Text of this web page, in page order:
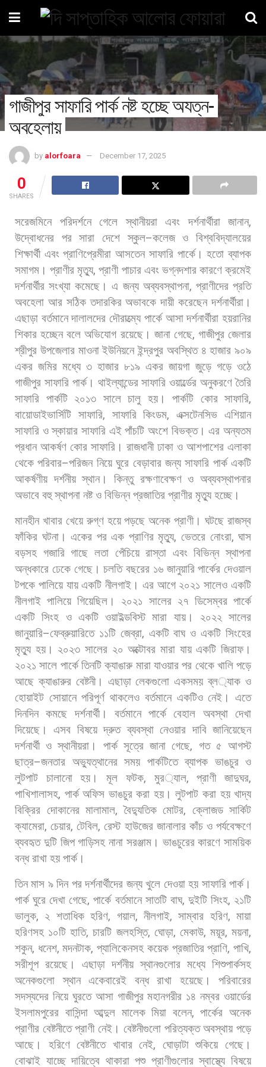
গাজীপুর সাফারি পার্ক নষ্ট হচ্ছে অযত্ন-
অবহেলায়
by alorfoara December 17, 2025
0
SHARES
সরেজমিনে পরিদর্শনে গেলে স্থানীয়রা এবং দর্শনার্থীরা জানান,
উদ্বোধনের পর সারা দেশে স্কুল–কলেজ ও
বিশ্ববিদ্যালয়ের
শিক্ষার্থী এবং প্রাণিপ্রেমীরা আসতেন সাফারি পার্কে। হতো ব্যাপক
সমাগম। প্রাণীর মৃত্যু,প্রাণী পাচার এবং ভগ্নদশার কারণে ক্রমেই
দর্শনার্থীর সংখ্যা কমেছে। এ জন্য অব্যবস্থাপনা, প্রাণীদের প্রতি
অবহেলা আর সঠিক তদারকির অভাবকে দায়ী করেছেন দর্শনার্থীরা।
এছাড়া বর্তমানে দালালদের দৌরাত্ম্যে পার্কে আসা দর্শনার্থীরা হয়রানির
শিকার হচ্ছেন বলে অভিযোগ রয়েছে। জানা গেছে, গাজীপুর জেলার
শ্রীপুর উপজেলার মাওনা ইউনিয়নে ইন্দ্রপুর অবস্থিত ৪ হাজার ৯০৯
একর জমির মধ্যে ৩ হাজার ৮১৯ একর জায়গা জুড়ে গড়ে ওঠে
গাজীপুর সাফারি পার্ক। থাইল্যান্ডের সাফারি ওয়ার্ল্ডের অনুকরণে তৈরি
সাফারি পার্কটি ২০১৩ সালে চালু হয়। পার্কটি কোর সাফারি,
বায়োডাইভার্সিটি সাফারি, সাফারি কিংডম,এক্সটেনসিভ এশিয়ান
সাফারি ও স্কায়ার সাফারি এই পাঁচটি অংশে বিভক্ত। এর অন্যতম
প্রধান আকর্ষণ কোর সাফারি। রাজধানী ঢাকা ও আশপাশের এলাকা
থেকে পরিবার–পরিজন নিয়ে ঘুরে বেড়াবার জন্য সাফারি পার্ক একটি
আকর্ষণীয় দর্শনীয় স্থান। কিন্তু রক্ষণাবেক্ষণ ও অব্যবস্থাপনার
অভাবে বহু স্থাপনা নষ্ট ও বিভিন্ন প্রজাতির প্রাণীর মৃত্যু হচ্ছে।
মানহীন খাবার খেয়ে রুগ্ণ হয়ে পড়ছে অনেক প্রাণী। ঘটছে রাজস্ব
ফাঁকির ঘটনা। একের পর এক প্রাণির মৃত্যু, ভেতরে নোংরা,ঘাস
বড়সহ গজারি গাছে লতা পেঁচিয়ে রাস্তা এবং বিভিন্ন স্থাপনা
অন্ধকারে ঢেকে গেছে। চলতি বছরের ১৬ জানুয়ারি পার্কের দেওয়াল
টপকে পালিয়ে যায় একটি নীলগাই। এর আগে ২০২১ সালেও একটি
নীলগাই পালিয়ে গিয়েছিল। ২০২১ সালের ২৭ ডিসেম্বর পার্কে
একটি সিংহ ও একটি ওয়াইল্ডবিস্ট মারা যায়। ২০২২ সালের
জানুয়ারি–ফেব্রুয়ারিতে ১১টি জেব্রা, একটি বাঘ ও একটি সিংহের
মৃত্যু হয়। ২০২৩ সালের ২০ অক্টোবর মারা যায় একটি জিরাফ।
২০২১ সালে পার্কে তিনটি ক্যাঙারু মারা যাওয়ার পর থেকে খালি পড়ে
আছে ক্যাঙারুর বেষ্টনী। এছাড়া লেকগুলো একসময় ব্ল্যাক ও
হোয়াইট সোয়ানে পরিপূর্ণ থাকলেও বর্তমানে একটিও নেই।
এতে
দিনদিন কমছে দর্শনার্থী। বর্তমানে পার্কে বেহাল অবস্থা দেখা
দিয়েছে।
এসব বিষয়ে দ্রুত ব্যবস্থা নেওয়ার দাবি জানিয়েছেন
দর্শনার্থী ও স্থানীয়রা। পার্ক সূত্রে জানা গেছে, গত ৫ আগস্ট
ছাত্র–জনতার অভ্যুত্থানের সময় পার্কটিতে ব্যাপক ভাঙচুর ও
লুটপাট
চালানো হয়। মূল ফটক, মুর্যাল,প্রাণী জাদুঘর,
পাখিশালাসহ, পার্ক অফিস ভাঙচুর করা হয়। লুটপাট করা হয় খাদ্য
বিক্রির দোকানের মালামাল,বৈদ্যুতিক মোটর, ক্লোজড সার্কিট
ক্যামেরা,চেয়ার,টেবিল,রেস্ট হাউজের জানালার কাঁচ ও পর্যবেক্ষণে
ব্যবহৃত দুটি জিপ গাড়িসহ নানা সরঞ্জাম। ভাঙচুরের কারণে সাময়িক
বন্ধ রাখা হয় পার্ক।
তিন মাস ৯ দিন পর দর্শনার্থীদের জন্য খুলে দেওয়া হয় সাফারি পার্ক।
পার্ক ঘুরে দেখা গেছে,পার্কে বর্তমানে সাতটি বাঘ, দুইটি সিংহ, ২১টি
ভালুক, ২ শতাধিক হরিণ, গয়াল, নীলগাই,সাম্বার হরিণ, মায়া
হরিণসহ ১০টি হাতি,চারটি জলহস্তি, ঘোড়া, মেকাউ, ময়ূর, ময়না,
শকুন, ধনেশ,মদনটাক,প্যালিকেনসহ কয়েক প্রজাতির প্রাণি,পাখি,
সরীশূপ রয়েছে। এছাড়া দর্শনীয় স্থানগুলোর মধ্যে শিশুপার্কসহ
অনেকগুলো
স্থান একেবারেই বন্ধ রাখা
হয়েছে। পরিবারের
সদস্যদের নিয়ে ঘুরতে আসা গাজীপুর মহানগরীর ১৪ নম্বর ওয়ার্ডের
ইসলামপুরের বাসিন্দা আব্দুল মালেক মিয়া বলেন,পার্কের অনেক
প্রাণীর বেষ্টনীতে প্রাণী নেই। বেষ্টনীগুলো পরিত্যক্ত অবস্থায় পড়ে
আছে।
হরিণে বেষ্টনীতে খাবার নেই, ঘোড়াটা শুকিয়ে গেছে।
বোঝাই যাচ্ছে দায়িত্বে থাকারা পশু প্রাণীগুলোর স্বাস্থ্যে বিষয়ে